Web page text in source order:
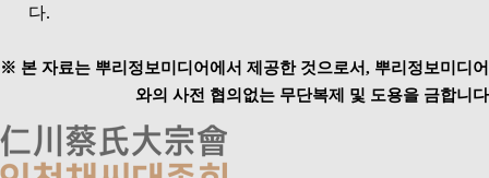
다.
※ 본 자료는 뿌리정보미디어에서 제공한 것으로서, 뿌리정보미디어
와의 사전 협의없는 무단복제 및 도용을 금합니다